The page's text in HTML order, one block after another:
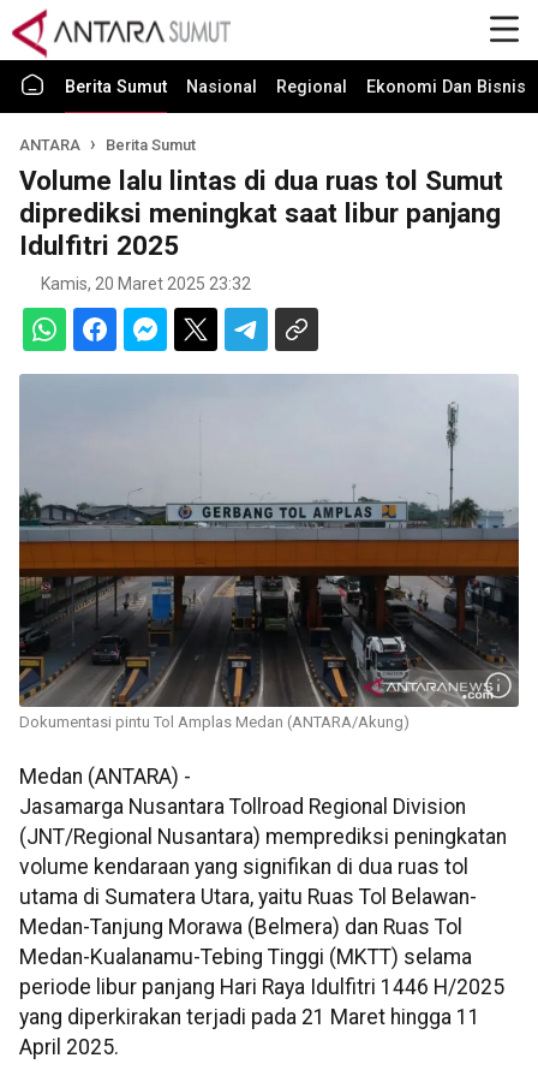
Berita Sumut Nasional Regional Ekonomi Dan Bisnis
ANTARA Berita Sumut
Volume lalu lintas di dua ruas tol Sumut
diprediksi meningkat saat libur panjang
Idulfitri 2025
Kamis, 20 Maret 2025 23:32
Dokumentasi pintu Tol Amplas Medan (ANTARA/Akung)
Medan (ANTARA) -
Jasamarga Nusantara Tollroad Regional Division
(JNT/Regional Nusantara) memprediksi peningkatan
volume kendaraan yang signifikan di dua ruas tol
utama di Sumatera Utara, yaitu Ruas Tol Belawan-
Medan-Tanjung Morawa (Belmera) dan Ruas Tol
Medan-Kualanamu-Tebing Tinggi (MKTT) selama
periode libur panjang Hari Raya Idulfitri 1446 H/2025
yang diperkirakan terjadi pada 21 Maret hingga 11
April 2025.